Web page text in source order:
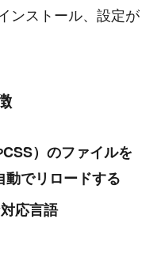
ンストール、設定が
）のファイルを
でリロードする
応言語